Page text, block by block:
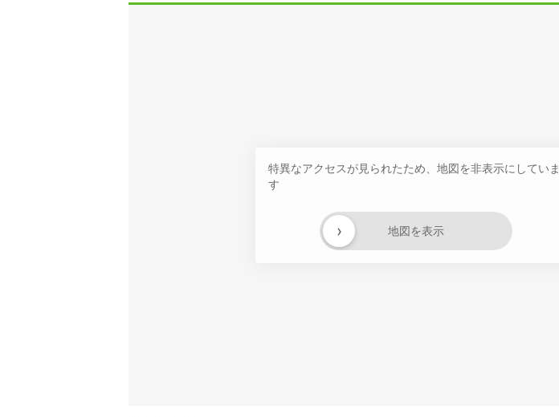
特異なアクセスが見られたため、地図を非表示にしていま
す
地図を表示
›